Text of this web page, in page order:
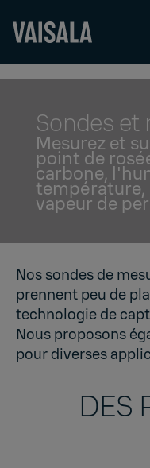
contentSondes et
Mesurez et
point de
carbone,
température,
vapeur de
Nos sondes de
prennent peu de
technologie de
Nous proposons
pour diverses
DES